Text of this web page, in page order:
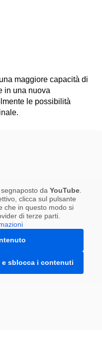
maggiore capacità di
in una nuova
le possibilità
da YouTube.
clicca sul pulsante
che in questo modo si
di terze parti.
sblocca i contenuti